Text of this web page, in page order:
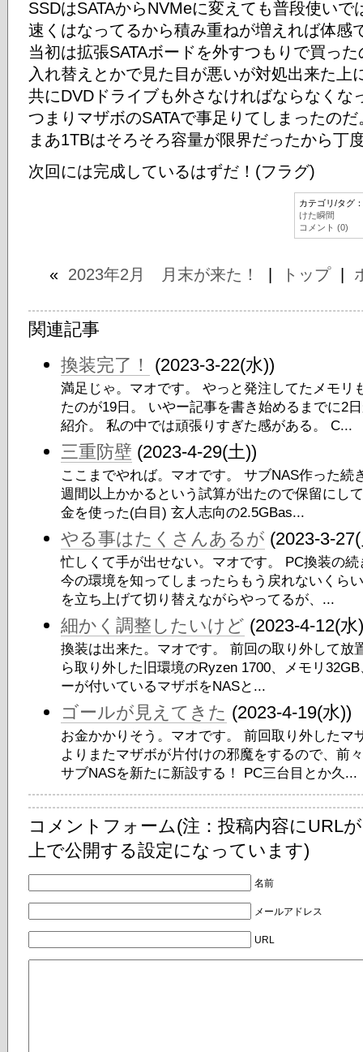
SSDはSATAからNVMeに変えても普段使いで
速くはなってるから積み重ねが増えれば体感
当初は拡張SATAボードを外すつもりで買っ
入れ替えとかで見た目が悪いが対処出来た上
共にDVDドライブも外さなければならなくな
つまりマザボのSATAで事足りてしまったのだ
まあ1TBはそろそろ容量が限界だったから丁
次回には完成しているはずだ！(フラグ)
カテゴリ/タグ：
けた瞬間
コメント (0)
« 2023年2月 月末が来た！ トップ|
関連記事
換装完了！
(2023-3-22(水))
満足じゃ。マオです。 やっと発注してたメモリ
たのが19日。 いやー記事を書き始めるまでに2
紹介。 私の中では頑張りすぎた感がある。 C...
三重防壁 (2023-4-29(土))
ここまでやれば。マオです。 サブNAS作った続
週間以上かかるという試算が出たので保留にし
金を使った(白目) 玄人志向の2.5GBas...
やる事はたくさんあるが (2023-3-
忙しくて手が出せない。マオです。 PC換装の
今の環境を知ってしまったらもう戻れないくら
を立ち上げて切り替えながらやってるが、...
細かく調整したいけど (2023-4-12(水
換装は出来た。マオです。 前回の取り外して放
ら取り外した旧環境のRyzen 1700、メモリ
ーが付いているマザボをNASと...
ゴールが見えてきた (2023-4-19(水))
お金かかりそう。マオです。 前回取り外したマ
よりまたマザボが片付けの邪魔をするので、前
サブNASを新たに新設する！ PC三台目とか久...
コメントフォーム(注：投稿内容にURL
上で公開する設定になっています)
名前
メールアドレス
URL